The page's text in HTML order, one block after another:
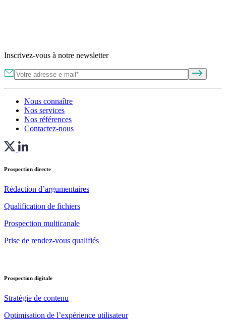
Inscrivez-vous à notre newsletter
Nous connaître
Nos services
Nos références
Contactez-nous
Prospection directe
Rédaction d’argumentaires
Qualification de fichiers
Prospection multicanale
Prise de rendez-vous qualifiés
Prospection digitale
Stratégie de contenu
Optimisation de l’expérience utilisateur